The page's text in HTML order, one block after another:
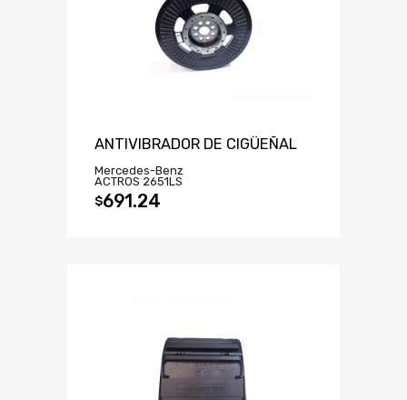
ANTIVIBRADOR DE CIGÜEÑAL
Mercedes-Benz
ACTROS 2651LS
$691.24